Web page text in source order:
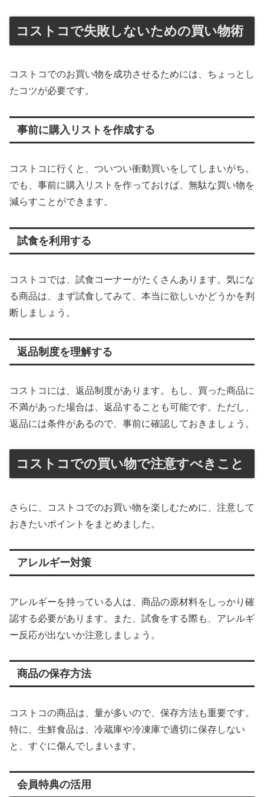
コストコで失敗しないための買い物術
コストコでのお買い物を成功させるためには、ちょっとし
たコツが必要です。
事前に購入リストを作成する
コストコに行くと、ついつい衝動買いをしてしまいがち。
でも、事前に購入リストを作っておけば、無駄な買い物を
減らすことができます。
試食を利用する
コストコでは、試食コーナーがたくさんあります。気にな
る商品は、まず試食してみて、本当に欲しいかどうかを判
断しましょう。
返品制度を理解する
コストコには、返品制度があります。もし、買った商品に
不満があった場合は、返品することも可能です。ただし、
返品には条件があるので、事前に確認しておきましょう。
コストコでの買い物で注意すべきこと
さらに、コストコでのお買い物を楽しむために、注意して
おきたいポイントをまとめました。
アレルギー対策
アレルギーを持っている人は、商品の原材料をしっかり確
認する必要があります。また、試食をする際も、アレルギ
ー反応が出ないか注意しましょう。
商品の保存方法
コストコの商品は、量が多いので、保存方法も重要です。
特に、生鮮食品は、冷蔵庫や冷凍庫で適切に保存しない
と、すぐに傷んでしまいます。
会員特典の活用